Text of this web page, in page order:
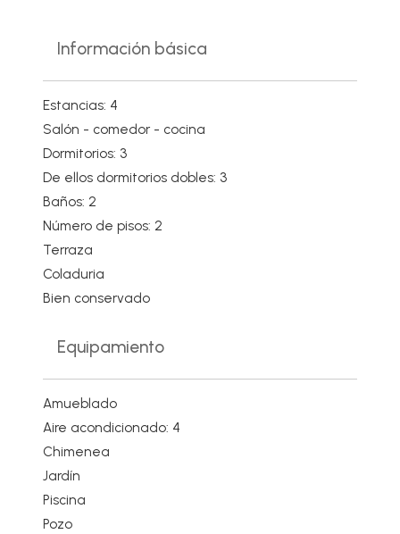
Información básica
Estancias: 4
Salón - comedor - cocina
Dormitorios: 3
De ellos dormitorios dobles: 3
Baños: 2
Número de pisos: 2
Terraza
Coladuria
Bien conservado
Equipamiento
Amueblado
Aire acondicionado: 4
Chimenea
Jardín
Piscina
Pozo